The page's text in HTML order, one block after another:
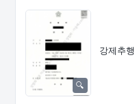
강제추행